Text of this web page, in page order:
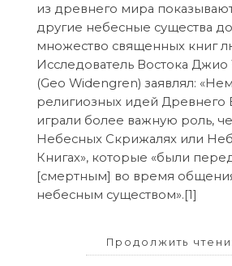
из древнего мира
другие небесные существа
множество священных книг
Исследователь Востока
(Geo Widengren) заявлял:
религиозных идей Древнего
играли более важную роль,
Небесных Скрижалях или
Книгах», которые «были
[смертным] во время
небесным существом».[1]
Продолжить